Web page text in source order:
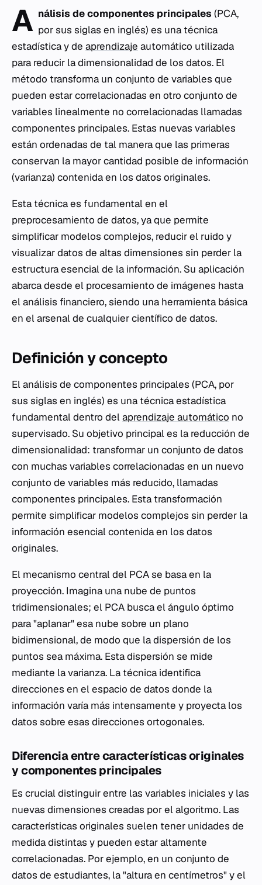
A nálisis de componentes principales (PCA,
por sus siglas en inglés) es una técnica
estadística y de aprendizaje automático utilizada
para reducir la dimensionalidad de los datos. El
método transforma un conjunto de variables que
pueden estar correlacionadas en otro conjunto de
variables linealmente no correlacionadas llamadas
componentes principales. Estas nuevas variables
están ordenadas de tal manera que las primeras
conservan la mayor cantidad posible de información
(varianza) contenida en los datos originales.
Esta técnica es fundamental en el
preprocesamiento de datos, ya que permite
simplificar modelos complejos, reducir el ruido y
visualizar datos de altas dimensiones sin perder la
estructura esencial de la información. Su aplicación
abarca desde el procesamiento de imágenes hasta
el análisis financiero, siendo una herramienta básica
en el arsenal de cualquier científico de datos.
Definición y concepto
El análisis de componentes principales (PCA, por
sus siglas en inglés) es una técnica estadística
fundamental dentro delaprendizaje automático no
supervisado. Su objetivo principal es la reducción de
dimensionalidad: transformar un conjunto de datos
con muchas variables correlacionadas en un nuevo
conjunto de variables más reducido, llamadas
componentes principales. Esta transformación
permite simplificar modelos complejos sin perder la
información esencial contenida en los datos
originales.
El mecanismo central del PCA se basa en la
proyección. Imagina una nube de puntos
tridimensionales; el PCA busca el ángulo óptimo
para "aplanar" esa nube sobre un plano
bidimensional, de modo que la dispersión de los
puntos sea máxima. Esta dispersión se mide
mediante la varianza. La técnica identifica
direcciones en el espacio de datos donde la
información varía más intensamente y proyecta los
datos sobre esas direcciones ortogonales.
Diferencia entre características originales
y componentes principales
Es crucial distinguir entre las variables iniciales y las
nuevas dimensiones creadas por el algoritmo. Las
características originales suelen tener unidades de
medida distintas y pueden estar altamente
correlacionadas. Por ejemplo, en un conjunto de
datos de estudiantes, la "altura en centímetros" y el